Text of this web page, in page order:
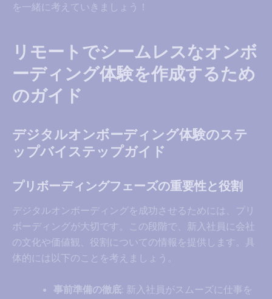
を一緒に考えていきましょう！
リモートでシームレスなオンボ
ーディング体験を作成するため
のガイド
デジタルオンボーディング体験のステ
ップバイステップガイド
プリボーディングフェーズの重要性と役割
デジタルオンボーディングを成功させるためには、プリ
ボーディングが大切です。この段階で、新入社員に会社
の文化や価値観、役割についての情報を提供します。具
体的には以下のことを考えましょう。
事前準備の徹底: 新入社員がスムーズに仕事を